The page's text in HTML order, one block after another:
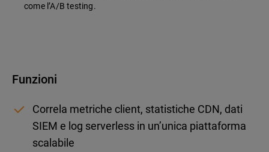
come l’A/B testing.
Funzioni
Correla metriche client, statistiche CDN, dati
SIEM e log serverless in un’unica piattaforma
scalabile